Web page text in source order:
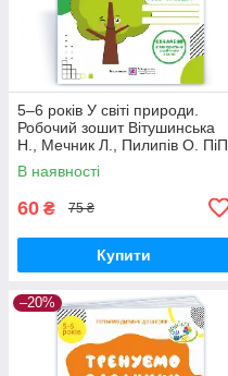
5–6 років У світі природи.
Робочий зошит Вітушинська
Н., Мечник Л., Пилипів О. ПіП
В наявності
60 ₴ 75 ₴
Купити
–20%